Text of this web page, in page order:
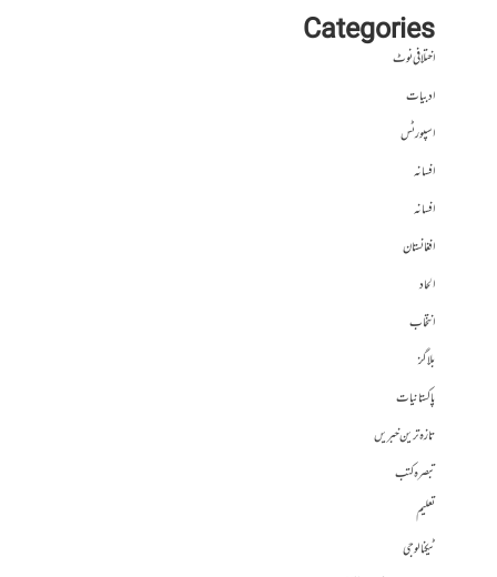
Categories
اختلافی نوٹ
ادبیات
اسپورٹس
افسانہ
افسانہ
افغانستان
الحاد
انتخاب
بلاگز
پاکستانیات
تازہ ترین خبریں
تبصرہ کتب
تعلیم
ٹیکنالوجی